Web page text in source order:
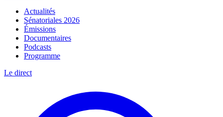
Actualités
Sénatoriales 2026
Émissions
Documentaires
Podcasts
Programme
Le direct